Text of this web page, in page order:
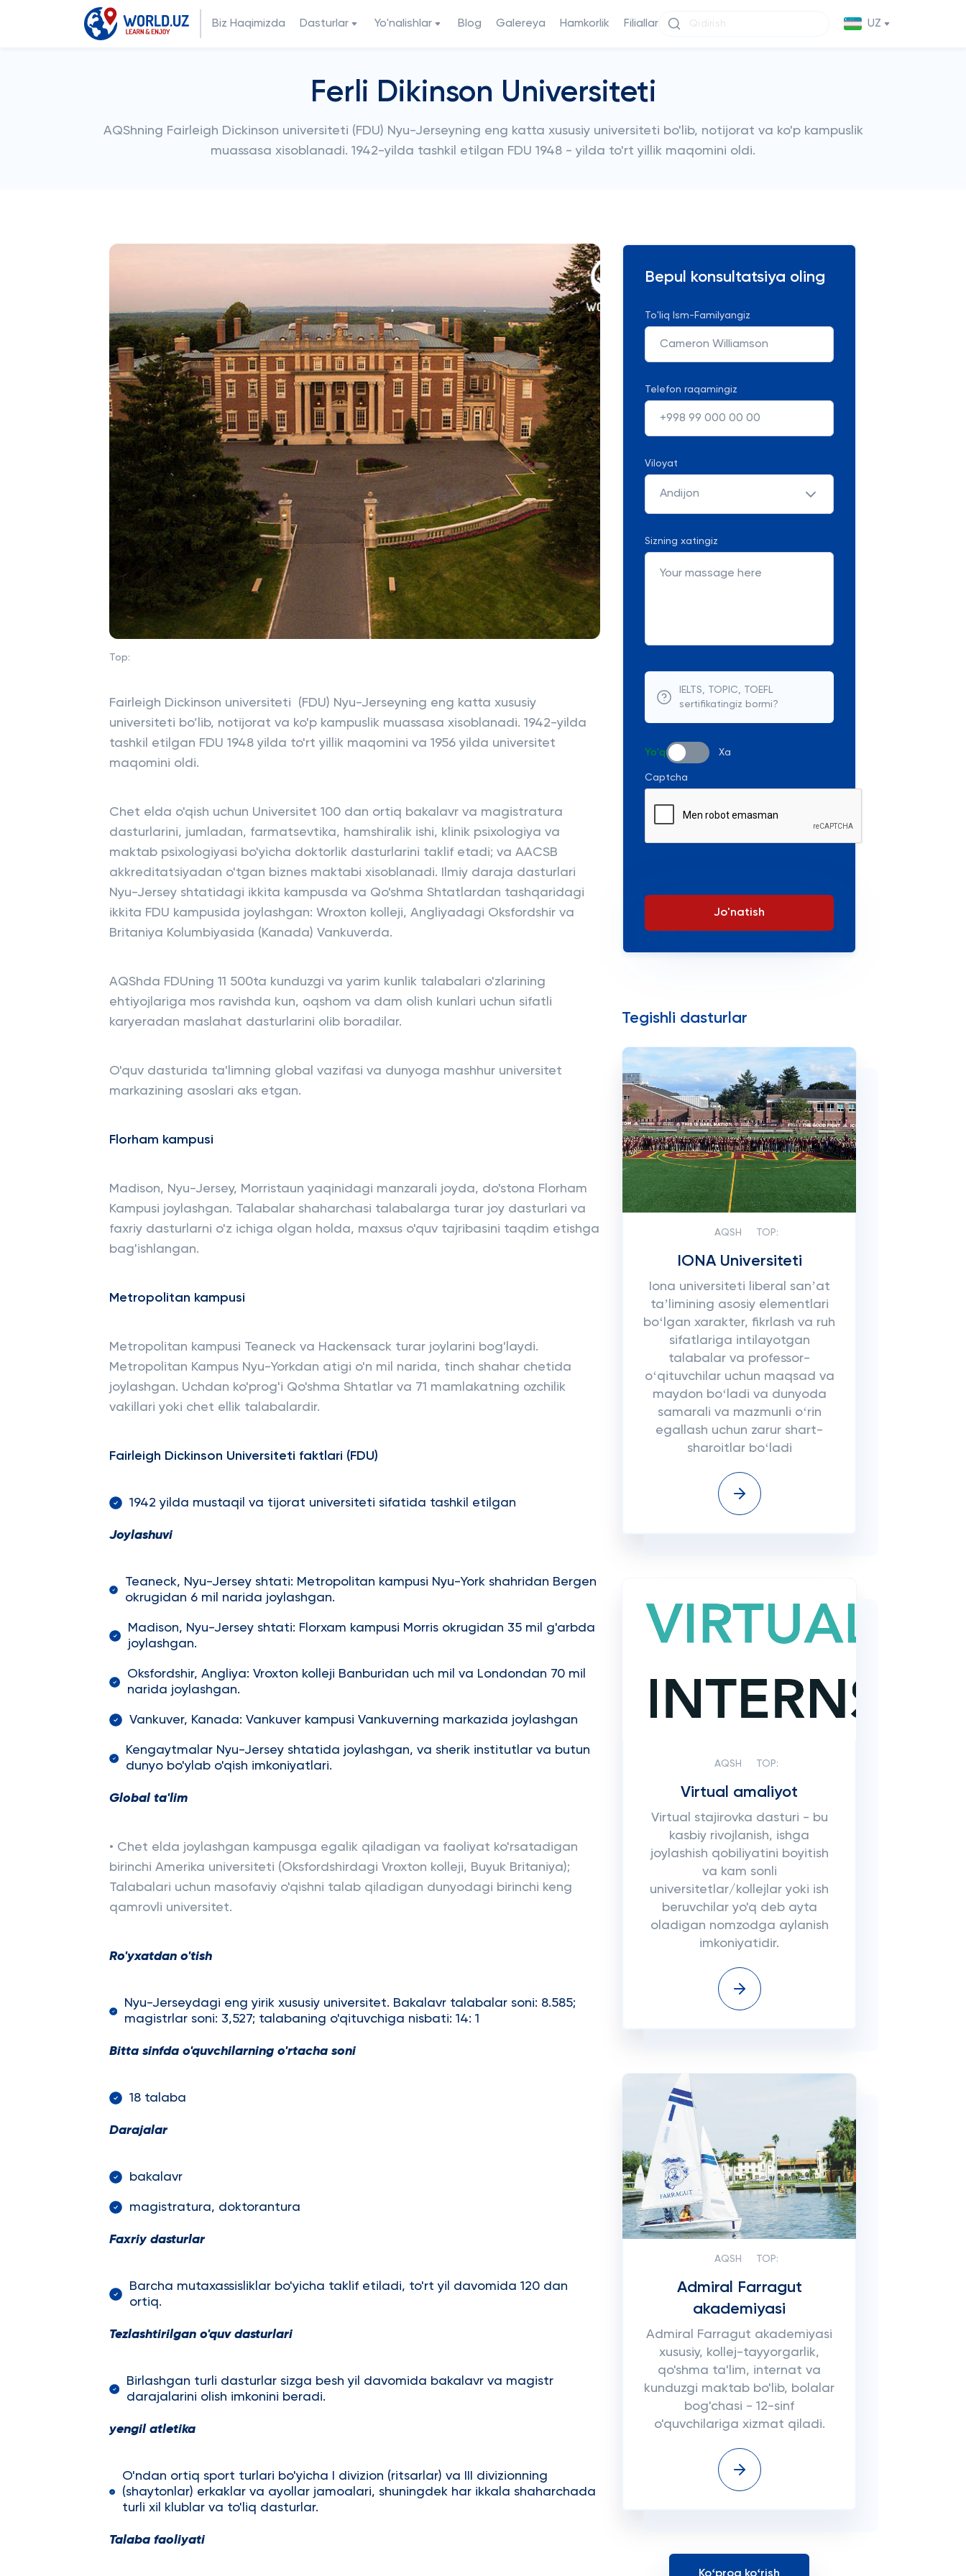
Biz Haqimizda Dasturlar Yo'nalishlar Blog Galereya Hamkorlik Filiallar UZ
Ferli Dikinson Universiteti
AQShning Fairleigh Dickinson universiteti (FDU) Nyu-Jerseyning eng katta xususiy universiteti bo'lib, notijorat va ko'p kampuslik
muassasa xisoblanadi. 1942-yilda tashkil etilgan FDU 1948 - yilda to'rt yillik maqomini oldi.
Top:
Fairleigh Dickinson universiteti (FDU) Nyu-Jerseyning eng katta xususiy
universiteti bo’lib, notijorat va ko'p kampuslik muassasa xisoblanadi. 1942-yilda
tashkil etilgan FDU 1948 yilda to'rt yillik maqomini va 1956 yilda universitet
maqomini oldi.
Chet elda o'qish uchun Universitet 100 dan ortiq bakalavr va magistratura
dasturlarini, jumladan, farmatsevtika, hamshiralik ishi, klinik psixologiya va
maktab psixologiyasi bo'yicha doktorlik dasturlarini taklif etadi; va AACSB
akkreditatsiyadan o'tgan biznes maktabi xisoblanadi. Ilmiy daraja dasturlari
Nyu-Jersey shtatidagi ikkita kampusda va Qo'shma Shtatlardan tashqaridagi
ikkita FDU kampusida joylashgan: Wroxton kolleji, Angliyadagi Oksfordshir va
Britaniya Kolumbiyasida (Kanada) Vankuverda.
AQShda FDUning 11 500ta kunduzgi va yarim kunlik talabalari o'zlarining
ehtiyojlariga mos ravishda kun, oqshom va dam olish kunlari uchun sifatli
karyeradan maslahat dasturlarini olib boradilar.
O'quv dasturida ta'limning global vazifasi va dunyoga mashhur universitet
markazining asoslari aks etgan.
Florham kampusi
Madison, Nyu-Jersey, Morristaun yaqinidagi manzarali joyda, do'stona Florham
Kampusi joylashgan. Talabalar shaharchasi talabalarga turar joy dasturlari va
faxriy dasturlarni o'z ichiga olgan holda, maxsus o'quv tajribasini taqdim etishga
bag'ishlangan.
Metropolitan kampusi
Metropolitan kampusi Teaneck va Hackensack turar joylarini bog'laydi.
Metropolitan Kampus Nyu-Yorkdan atigi o'n mil narida, tinch shahar chetida
joylashgan. Uchdan ko'prog'i Qo'shma Shtatlar va 71 mamlakatning ozchilik
vakillari yoki chet ellik talabalardir.
Fairleigh Dickinson Universiteti faktlari (FDU)
1942 yilda mustaqil va tijorat universiteti sifatida tashkil etilgan
Joylashuvi
Teaneck, Nyu-Jersey shtati: Metropolitan kampusi Nyu-York shahridan Bergen
okrugidan 6 mil narida joylashgan.
Madison, Nyu-Jersey shtati: Florxam kampusi Morris okrugidan 35 mil g'arbda
joylashgan.
Oksfordshir, Angliya: Vroxton kolleji Banburidan uch mil va Londondan 70 mil
narida joylashgan.
Vankuver, Kanada: Vankuver kampusi Vankuverning markazida joylashgan
Kengaytmalar Nyu-Jersey shtatida joylashgan, va sherik institutlar va butun
dunyo bo'ylab o'qish imkoniyatlari.
Global ta'lim
• Chet elda joylashgan kampusga egalik qiladigan va faoliyat ko'rsatadigan
birinchi Amerika universiteti (Oksfordshirdagi Vroxton kolleji, Buyuk Britaniya);
Talabalari uchun masofaviy o'qishni talab qiladigan dunyodagi birinchi keng
qamrovli universitet.
Ro'yxatdan o'tish
Nyu-Jerseydagi eng yirik xususiy universitet. Bakalavr talabalar soni: 8.585;
magistrlar soni: 3,527; talabaning o'qituvchiga nisbati: 14: 1
Bitta sinfda o'quvchilarning o'rtacha soni
18 talaba
Darajalar
bakalavr
magistratura, doktorantura
Faxriy dasturlar
Barcha mutaxassisliklar bo'yicha taklif etiladi, to'rt yil davomida 120 dan
ortiq.
Tezlashtirilgan o'quv dasturlari
Birlashgan turli dasturlar sizga besh yil davomida bakalavr va magistr
darajalarini olish imkonini beradi.
yengil atletika
O'ndan ortiq sport turlari bo'yicha I divizion (ritsarlar) va III divizionning
(shaytonlar) erkaklar va ayollar jamoalari, shuningdek har ikkala shaharchada
turli xil klublar va to'liq dasturlar.
Talaba faoliyati
Bepul konsultatsiya oling
To'liq Ism-Familyangiz
Telefon raqamingiz
Viloyat
Andijon
Sizning xatingiz
IELTS, TOPIC, TOEFL
sertifikatingiz bormi?
Yo'q Xa
Captcha
Jo'natish
Tegishli dasturlar
AQSH TOP:
IONA Universiteti
Iona universiteti liberal sanʼat
taʼlimining asosiy elementlari
boʻlgan xarakter, fikrlash va ruh
sifatlariga intilayotgan
talabalar va professor-
oʻqituvchilar uchun maqsad va
maydon boʻladi va dunyoda
samarali va mazmunli oʻrin
egallash uchun zarur shart-
sharoitlar boʻladi
AQSH TOP:
Virtual amaliyot
Virtual stajirovka dasturi - bu
kasbiy rivojlanish, ishga
joylashish qobiliyatini boyitish
va kam sonli
universitetlar/kollejlar yoki ish
beruvchilar yo'q deb ayta
oladigan nomzodga aylanish
imkoniyatidir.
AQSH TOP:
Admiral Farragut
akademiyasi
Admiral Farragut akademiyasi
xususiy, kollej-tayyorgarlik,
qo'shma ta'lim, internat va
kunduzgi maktab bo'lib, bolalar
bog'chasi - 12-sinf
o'quvchilariga xizmat qiladi.
Koʻproq koʻrish